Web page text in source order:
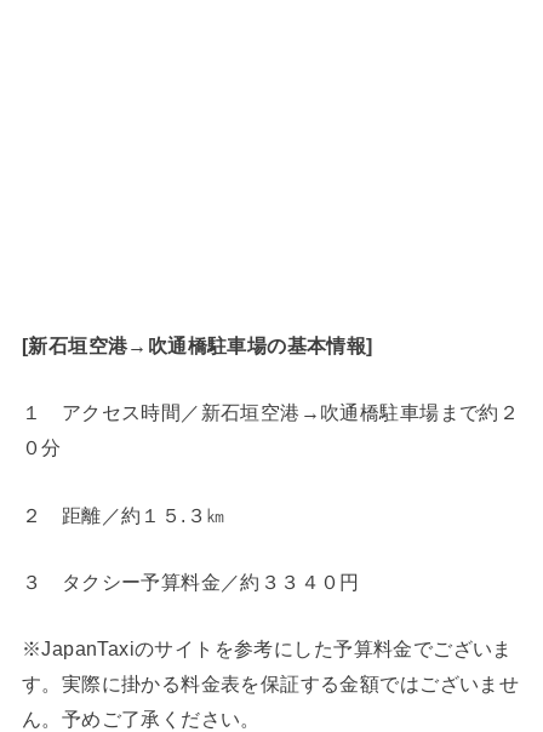
[新石垣空港→吹通橋駐車場の基本情報]
１ アクセス時間／新石垣空港→吹通橋駐車場まで約２
０分
２ 距離／約１５.３㎞
３ タクシー予算料金／約３３４０円
※JapanTaxiのサイトを参考にした予算料金でございま
す。実際に掛かる料金表を保証する金額ではございませ
ん。予めご了承ください。